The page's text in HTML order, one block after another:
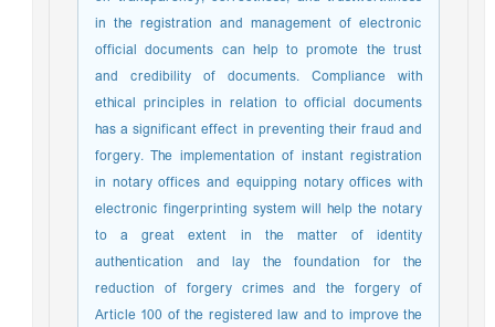
in the registration and management of electronic
official documents can help to promote the trust
and credibility of documents. Compliance with
ethical principles in relation to official documents
has a significant effect in preventing their fraud and
forgery. The implementation of instant registration
in notary offices and equipping notary offices with
electronic fingerprinting system will help the notary
to a great extent in the matter of identity
authentication and lay the foundation for the
reduction of forgery crimes and the forgery of
Article 100 of the registered law and to improve the